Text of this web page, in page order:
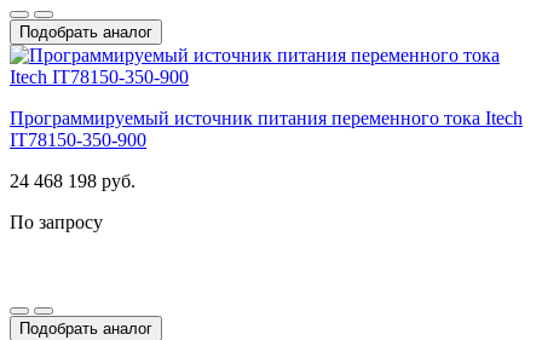
Подобрать аналог
Программируемый источник питания переменного тока Itech
IT78150-350-900
24 468 198 руб.
По запросу
Подобрать аналог